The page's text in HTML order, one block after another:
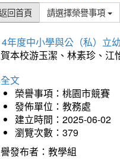
回首頁 請選擇榮譽事項
年度中小學與公（私）立
本校游玉潔、林素珍、江
文
榮譽事項：桃園市競賽
發佈單位：教務處
建立時間：2025-06-02
瀏覽次數：379
發布者：教學組